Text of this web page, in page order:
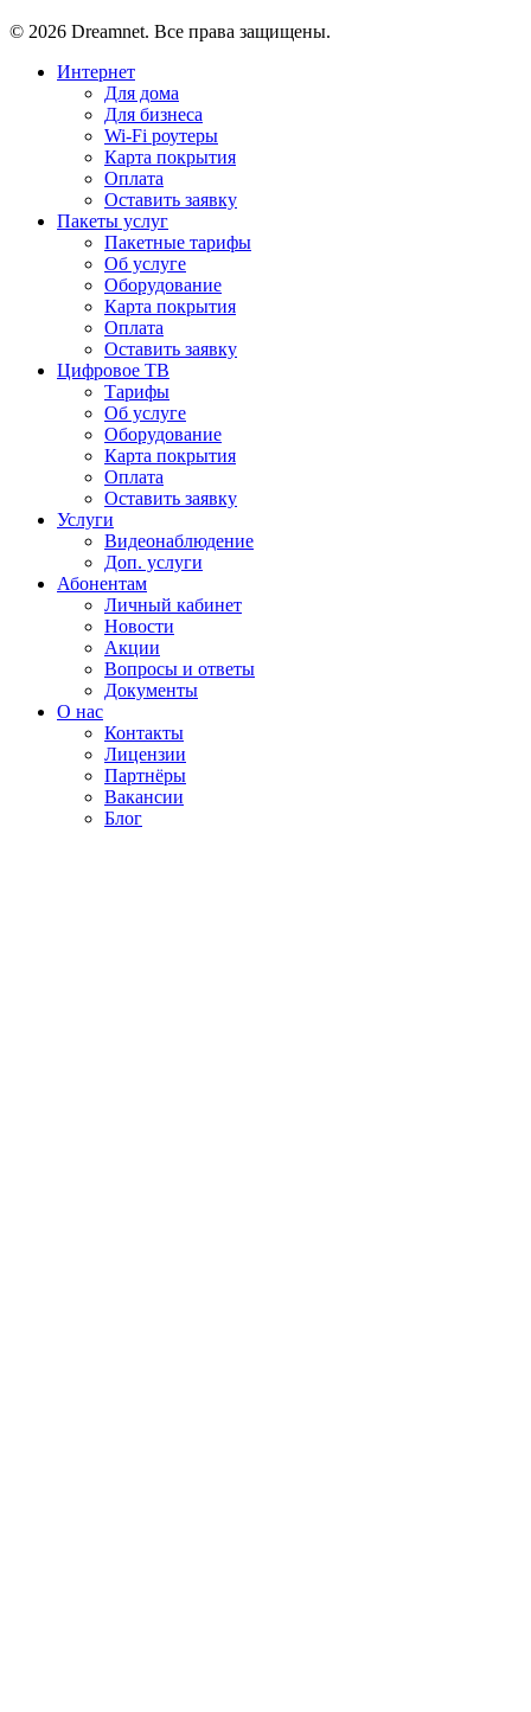
© 2026 Dreamnet. Все права защищены.
Интернет
Для дома
Для бизнеса
Wi-Fi роутеры
Карта покрытия
Оплата
Оставить заявку
Пакеты услуг
Пакетные тарифы
Об услуге
Оборудование
Карта покрытия
Оплата
Оставить заявку
Цифровое ТВ
Тарифы
Об услуге
Оборудование
Карта покрытия
Оплата
Оставить заявку
Услуги
Видеонаблюдение
Доп. услуги
Абонентам
Личный кабинет
Новости
Акции
Вопросы и ответы
Документы
О нас
Контакты
Лицензии
Партнёры
Вакансии
Блог